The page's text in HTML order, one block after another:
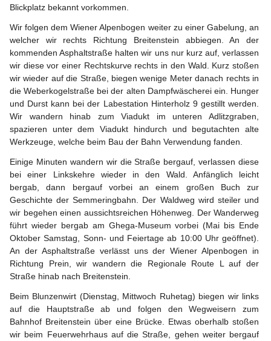
Blickplatz bekannt vorkommen.
Wir folgen dem Wiener Alpenbogen weiter zu einer Gabelung, an
welcher wir rechts Richtung Breitenstein abbiegen. An der
kommenden Asphaltstraße halten wir uns nur kurz auf, verlassen
wir diese vor einer Rechtskurve rechts in den Wald. Kurz stoßen
wir wieder auf die Straße, biegen wenige Meter danach rechts in
die Weberkogelstraße bei der alten Dampfwäscherei ein. Hunger
und Durst kann bei der Labestation Hinterholz 9 gestillt werden.
Wir wandern hinab zum Viadukt im unteren Adlitzgraben,
spazieren unter dem Viadukt hindurch und begutachten alte
Werkzeuge, welche beim Bau der Bahn Verwendung fanden.
Einige Minuten wandern wir die Straße bergauf, verlassen diese
bei einer Linkskehre wieder in den Wald. Anfänglich leicht
bergab, dann bergauf vorbei an einem großen Buch zur
Geschichte der Semmeringbahn . Der Waldweg wird steiler und
wir begehen einen aussichtsreichen Höhenweg. Der Wanderweg
führt wieder bergab am Ghega-Museum vorbei (Mai bis Ende
Oktober Samstag, Sonn- und Feiertage ab 10:00 Uhr geöffnet).
An der Asphaltstraße verlässt uns der Wiener Alpenbogen in
Richtung Prein, wir wandern die Regionale Route L auf der
Straße hinab nach Breitenstein.
Beim Blunzenwirt (Dienstag, Mittwoch Ruhetag) biegen wir links
auf die Hauptstraße ab und folgen den Wegweisern zum
Bahnhof Breitenstein über eine Brücke. Etwas oberhalb stoßen
wir beim Feuerwehrhaus auf die Straße, gehen weiter bergauf